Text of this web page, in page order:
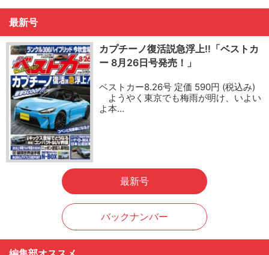
最新号
カプチーノ復活説急浮上!!「ベストカ
ー 8月26日号発売！」
ベストカー8.26号 定価 590円 (税込み)
ようやく東京でも梅雨が明け、いよい
よ本…
最新号
バックナンバー